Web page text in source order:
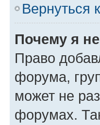
Вернуться
Почему я
Право
форума,
может не
форумах.